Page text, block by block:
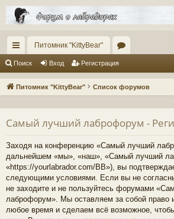
с
ы
Питомник "KittyBear"
ор
ум
Поиск Вход Регистрация
Питомник "KittyBear" Список форумов
Самый лучший лаброфорум -
Заходя на конференцию «Самый лучший
дальнейшем «мы», «наш», «Самый лучший
«https://yourlabrador.com/BB»), вы
следующими условиями. Если вы не
не заходите и не пользуйтесь форумами
лаброфорум». Мы оставляем за собой право
любое время и сделаем всё возможное,